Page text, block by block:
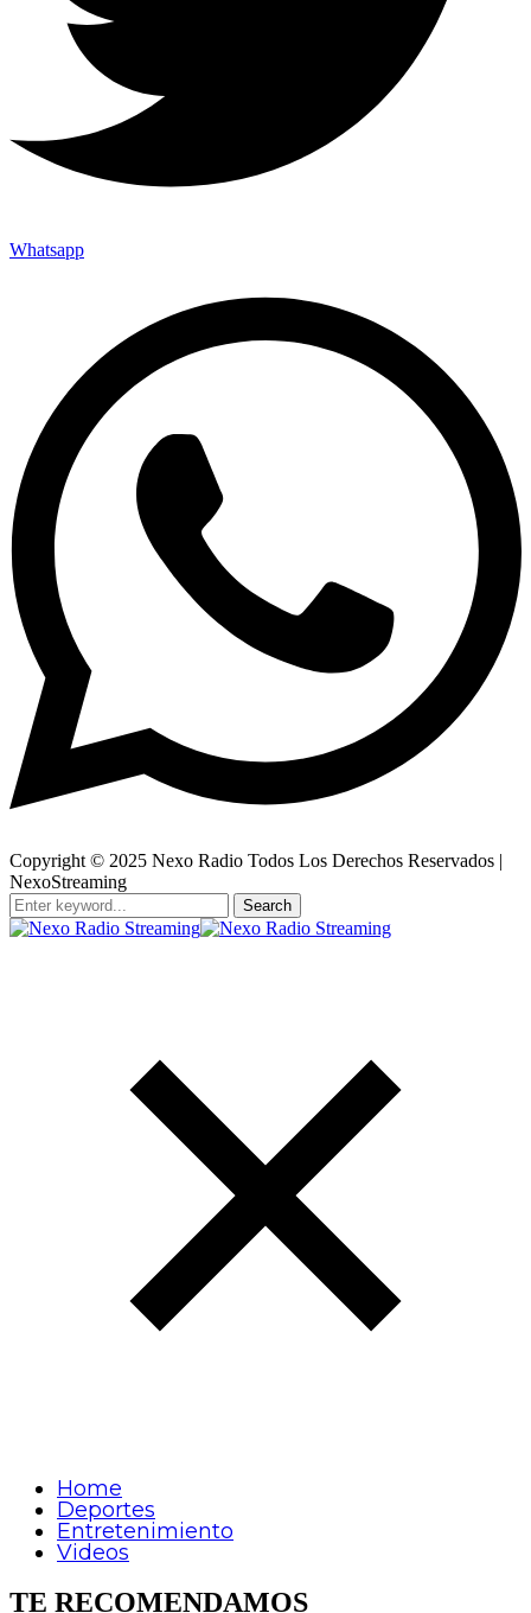
Whatsapp
Copyright © 2025 Nexo Radio Todos Los Derechos Reservados |
NexoStreaming
Search
Home
Deportes
Entretenimiento
Videos
TE RECOMENDAMOS